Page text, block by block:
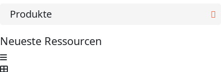
Produkte
Neueste Ressourcen